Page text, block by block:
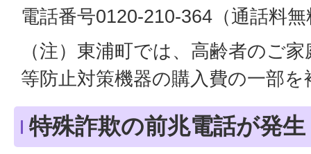
電話番号0120-210-364（通話料無
（注）東浦町では、高齢者のご
等防止対策機器の購入費の一部
特殊詐欺の前兆電話が発生